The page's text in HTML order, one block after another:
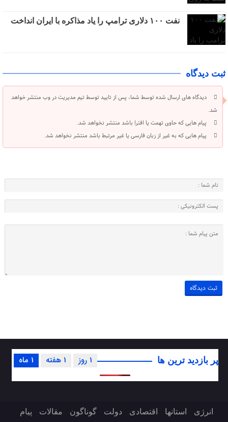
نفت ۱۰۰ دلاری ترامپ را یاد مذاکره با ایران انداخت
ثبت دیدگاه
دیدگاه های ارسال شده توسط شما، پس از تایید توسط تیم مدیریت در وب منتشر خواهد
شد.
پیام هایی که حاوی تهمت یا افترا باشد منتشر نخواهد شد.
پیام هایی که به غیر از زبان فارسی یا غیر مرتبط باشد منتشر نخواهد شد.
پر بازدید ترین ها 1 ماه 1 هفته 1 روز
انرژی استانها اقتصادی دولت گوناگون مقالات پیام